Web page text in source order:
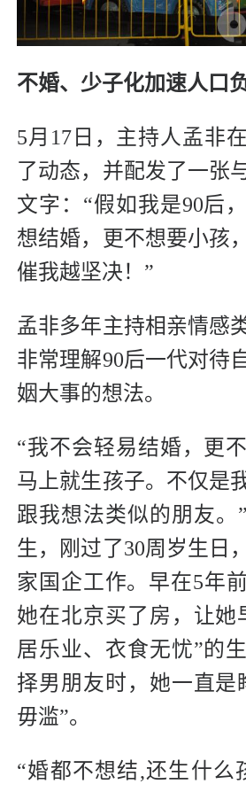
不婚、少子化加速人口
5月17日，主持人孟非
了动态，并配发了一张
文字：“假如我是90后
想结婚，更不想要小孩
催我越坚决！”
孟非多年主持相亲情感
非常理解90后一代对待
姻大事的想法。
“我不会轻易结婚，更
马上就生孩子。不仅是
跟我想法类似的朋友。
生，刚过了30周岁生日
家国企工作。早在5年
她在北京买了房，让她
居乐业、衣食无忧”的
择男朋友时，她一直是
毋滥”。
“婚都不想结,还生什么